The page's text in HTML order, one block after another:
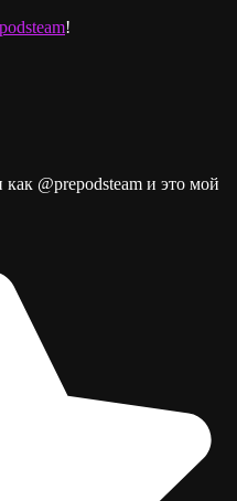
!
@prepodsteam и это мой